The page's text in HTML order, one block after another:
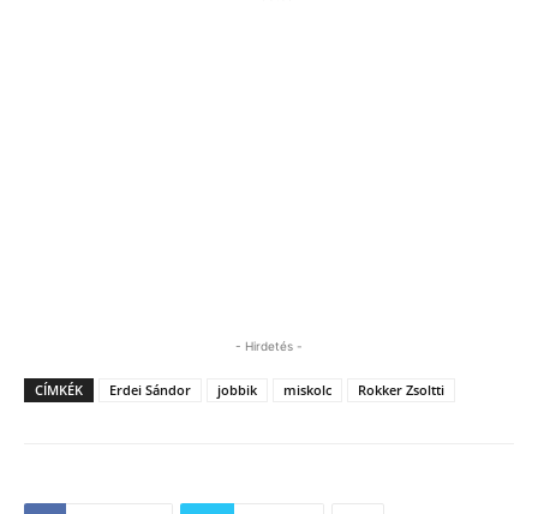
- Hirdetés -
CÍMKÉK Erdei Sándor jobbik miskolc Rokker Zsoltti